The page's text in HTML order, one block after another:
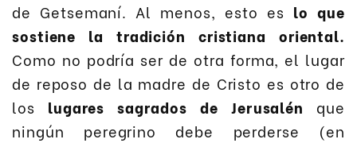
de Getsemaní. Al menos, esto es lo que
sostiene la tradición cristiana oriental.
Como no podría ser de otra forma, el lugar
de reposo de la madre de Cristo es otro de
los lugares sagrados de Jerusalén que
ningún peregrino debe perderse (en